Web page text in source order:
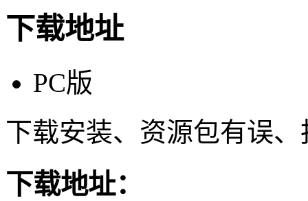
下载地址
PC版
下载安装、资源包有误
下载地址：